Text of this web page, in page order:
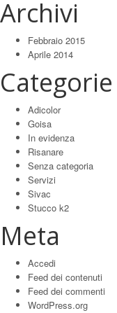
Archivi
Febbraio 2015
Aprile 2014
Categorie
Adicolor
Goisa
In evidenza
Risanare
Senza categoria
Servizi
Sivac
Stucco k2
Meta
Accedi
Feed dei contenuti
Feed dei commenti
WordPress.org